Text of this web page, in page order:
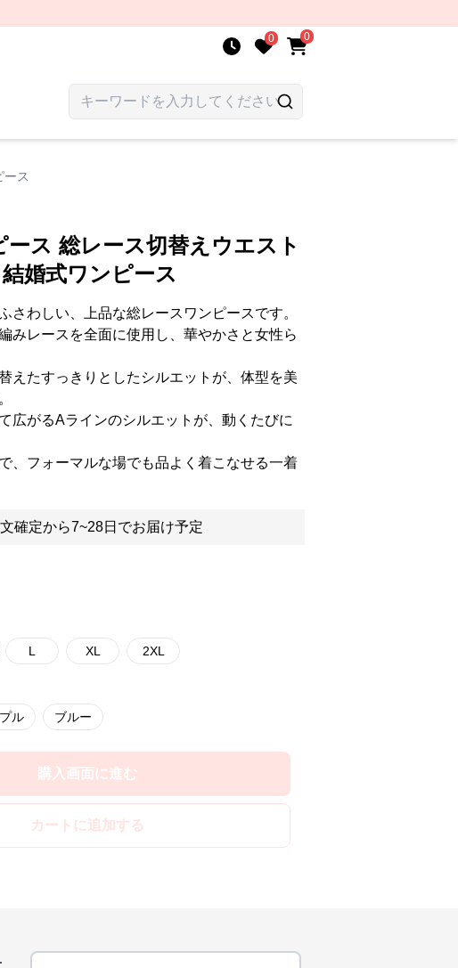
0 0
ース
ース 総レース切替えウエスト
婚式ワンピース
さわしい、上品な総レースワンピースです。
みレースを全面に使用し、華やかさと女性ら
えたすっきりとしたシルエットが、体型を美
広がるAラインのシルエットが、動くたびに
、フォーマルな場でも品よく着こなせる一着
確定から7~28日でお届け予定
L XL 2XL
ル ブルー
購入画面に進む
カートに追加する